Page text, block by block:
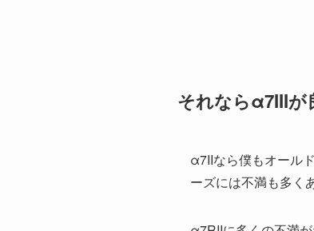
それならα7IIIが
α7IIなら僕もオール
ーズには不満も多く